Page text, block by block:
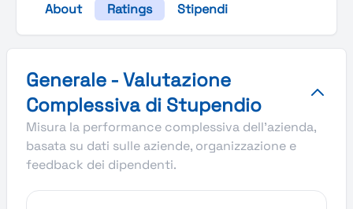
About Ratings Stipendi
Generale - Valutazione
Complessiva di Stupendio
Misura la performance complessiva dell'azienda,
basata su dati sulle aziende, organizzazione e
feedback dei dipendenti.